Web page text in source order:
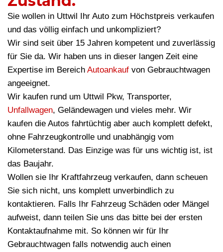
Sie wollen in Uttwil Ihr Auto zum Höchstpreis verkaufen
und das völlig einfach und unkompliziert?
Wir sind seit über 15 Jahren kompetent und zuverlässig
für Sie da. Wir haben uns in dieser langen Zeit eine
Expertise im Bereich Autoankauf von Gebrauchtwagen
angeeignet.
Wir kaufen rund um Uttwil Pkw, Transporter,
Unfallwagen, Geländewagen und vieles mehr. Wir
kaufen die Autos fahrtüchtig aber auch komplett defekt,
ohne Fahrzeugkontrolle und unabhängig vom
Kilometerstand. Das Einzige was für uns wichtig ist, ist
das Baujahr.
Wollen sie Ihr Kraftfahrzeug verkaufen, dann scheuen
Sie sich nicht, uns komplett unverbindlich zu
kontaktieren. Falls Ihr Fahrzeug Schäden oder Mängel
aufweist, dann teilen Sie uns das bitte bei der ersten
Kontaktaufnahme mit. So können wir für Ihr
Gebrauchtwagen falls notwendig auch einen